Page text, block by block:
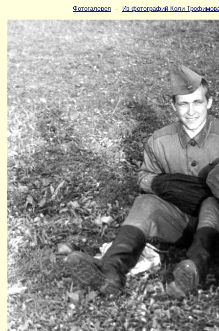
Фотогалерея – Из фотографий Коли